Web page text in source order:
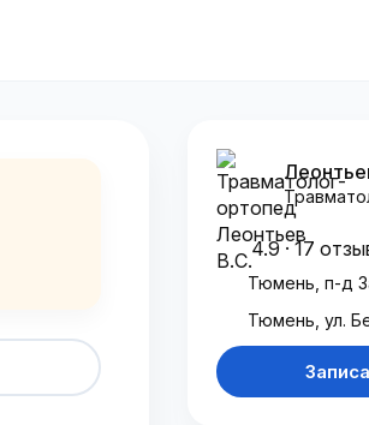
4.9 · 17
Тюмень, п-д
Тюмень, ул.